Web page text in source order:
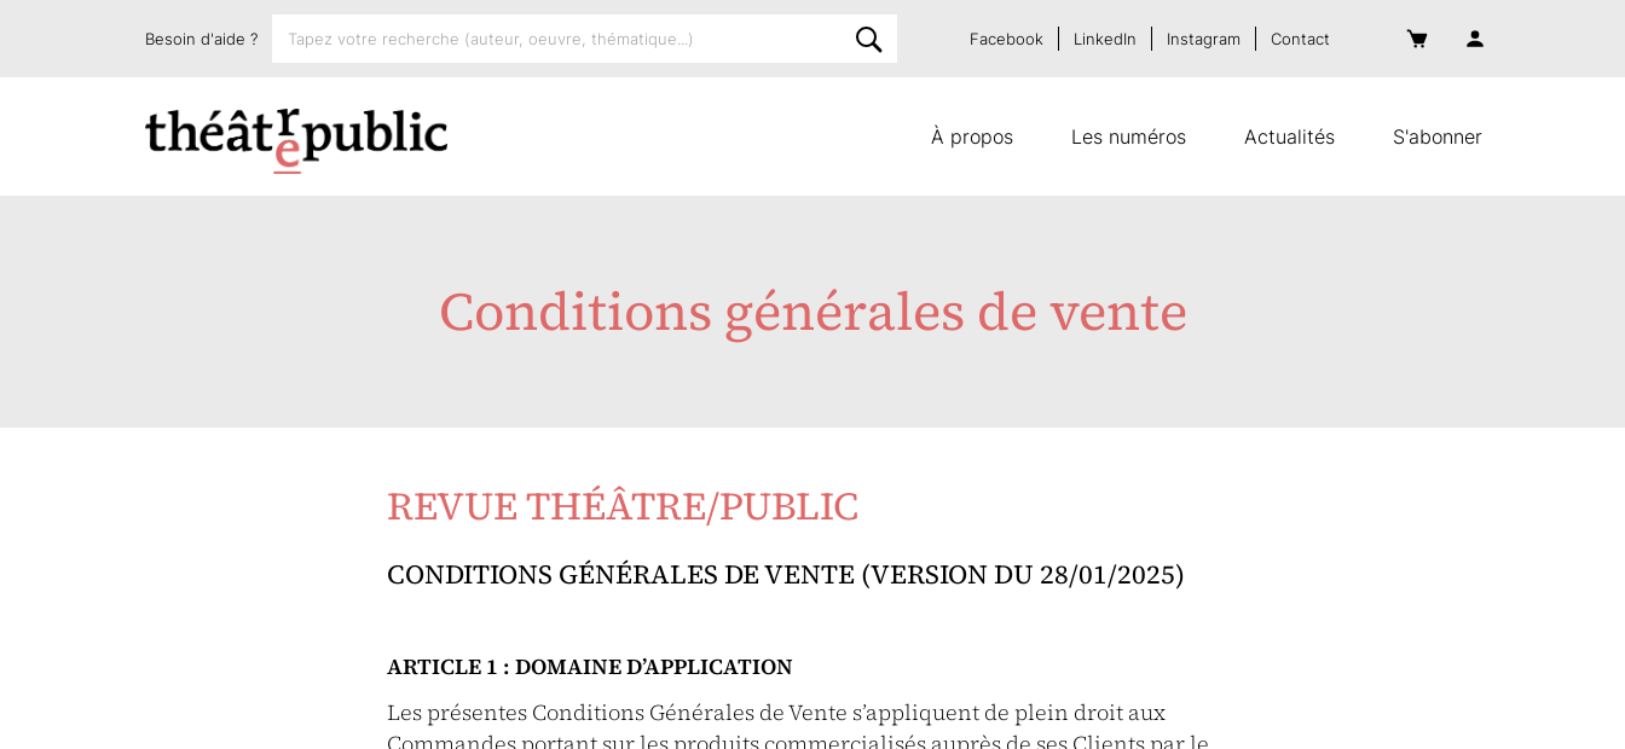
À propos Les numéros Actualités S'abonner
Besoin d'aide ? Facebook LinkedIn Instagram Contact
Conditions générales de vente
REVUE THÉÂTRE/PUBLIC
CONDITIONS GÉNÉRALES DE VENTE (VERSION DU 28/01/2025)
ARTICLE 1 : DOMAINE D’APPLICATION
Les présentes Conditions Générales de Vente s’appliquent de plein droit aux